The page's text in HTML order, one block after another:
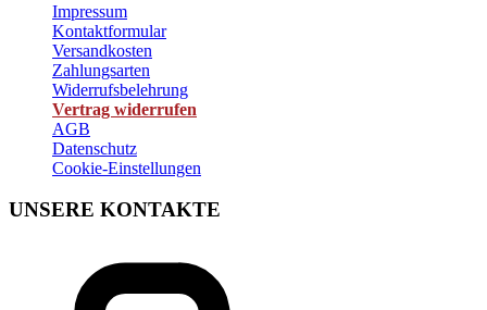
Impressum
Kontaktformular
Versandkosten
Zahlungsarten
Widerrufsbelehrung
Vertrag widerrufen
AGB
Datenschutz
Cookie-Einstellungen
UNSERE KONTAKTE